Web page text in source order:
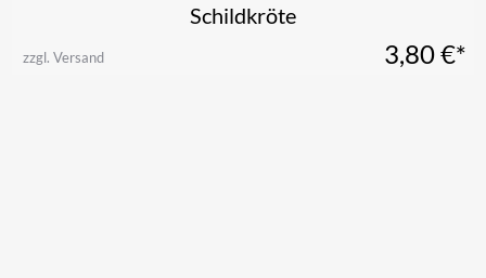
Schildkröte
zzgl. Versand 3,80€*